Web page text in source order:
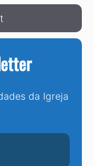
da Igreja